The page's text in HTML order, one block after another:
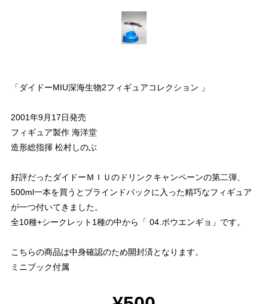
「ダイドーMIU深海生物2フィギュアコレクション 」
2001年9月17日発売
フィギュア製作 海洋堂
造形総指揮 松村しのぶ
好評だったダイドーＭＩＵのドリンクキャンペーンの第二弾、
500ml一本を買うとブラインドパックに入った精巧なフィギュア
が一つ付いてきました。
全10種+シークレット1種の中から「 04.ボウエンギョ」です。
こちらの商品は中身確認のため開封済となります。
ミニブック付属